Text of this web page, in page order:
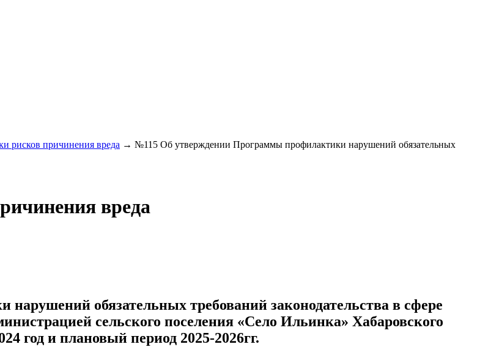
рисков причинения вреда → №115 Об утверждении Программы профилактики нарушений обязательных
вреда
обязательных требований законодательства в сфере
сельского поселения «Село Ильинка» Хабаровского
год и плановый период 2025-2026гг.